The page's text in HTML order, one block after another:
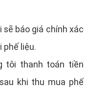
sẽ báo giá chính xác
phế liệu.
tôi thanh toán tiền
khi thu mua phế